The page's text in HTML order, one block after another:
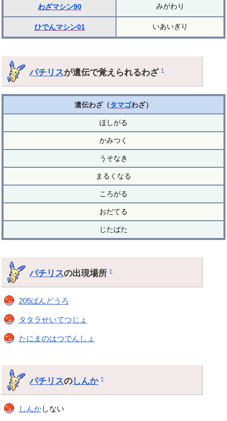
わざマシン90 みがわり
ひでんマシン01 いあいぎり
パチリスが遺伝で覚えられるわざ†
遺伝わざ（タマゴわざ）
ほしがる
かみつく
うそなき
まるくなる
ころがる
おだてる
じたばた
パチリスの出現場所†
205ばんどうろ
タタラせいてつじょ
たにまのはつでんしょ
パチリスのしんか †
しんかしない